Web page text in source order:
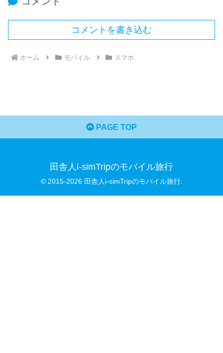
コメントを書き込む
ホーム モバイル スマホ
PAGE TOP
田舎人i-simTripのモバイル旅行
© 2015-2026 田舎人i-simTripのモバイル旅行.